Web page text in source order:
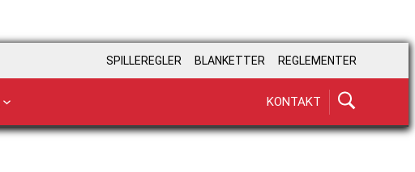
SPILLEREGLER BLANKETTER REGLEMENTER
KONTAKT